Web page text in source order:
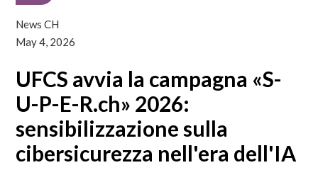
News CH
May 4, 2026
UFCS avvia la campagna «S-
U-P-E-R.ch» 2026:
sensibilizzazione sulla
cibersicurezza nell'era dell'IA